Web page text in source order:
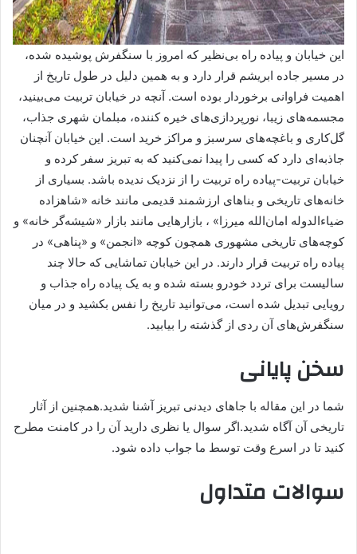
این خیابان و پیاده راه بی‌نظیر که امروز با سنگفرش پوشیده شده،
در مسیر جاده ابریشم قرار دارد و به همین دلیل در طول تاریخ از
اهمیت فراوانی برخوردار بوده است. آنچه در خیابان تربیت می‌بینید،
مجسمه‌های زیبا، نورپردازی‌های خیره کننده، مبلمان شهری جذاب،
گل‌کاری و باغچه‌های سرسبز و مراکز خرید است. این خیابان آنچنان
جاذبه‌ای دارد که کسی را پیدا نمی‌کنید که به تبریز سفر کرده و
خیابان تربیت-پیاده راه تربیت را از نزدیک ندیده باشد. بسیاری از
خانه‌های تاریخی و بناهای ارزشمند قدیمی مانند خانه «شاهزاده
ضیاءالدوله امان‌الله میرزا» ، بازارهایی مانند بازار «شیشه‌گر خانه» و
کوچه‌های تاریخی مشهوری همچون کوچه «انجمن» و «پناهی» در
پیاده راه تربیت قرار دارند. در این خیابان تماشایی که حالا چند
سالیست برای تردد خودرو بسته شده و به یک پیاده راه جذاب و
رویایی تبدیل شده است، می‌توانید تاریخ را نفس بکشید و در میان
سنگفرش‌های آن ردی از گذشته را بیابید.
سخن پایانی
شما در این مقاله با جاهای دیدنی تبریز آشنا شدید.همچنین از آثار
تاریخی آن آگاه شدید.اگر سوال یا نظری دارید آن را در کامنت مطرح
کنید تا در اسرع وقت توسط ما جواب داده شود.
سوالات متداول